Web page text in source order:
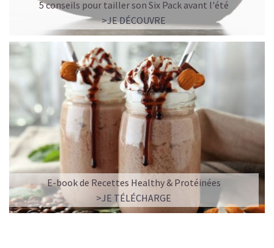
5 conseils pour tailler son Six Pack avant l'été
>JE DÉCOUVRE
E-book de Recettes Healthy & Protéinées
>JE TÉLÉCHARGE